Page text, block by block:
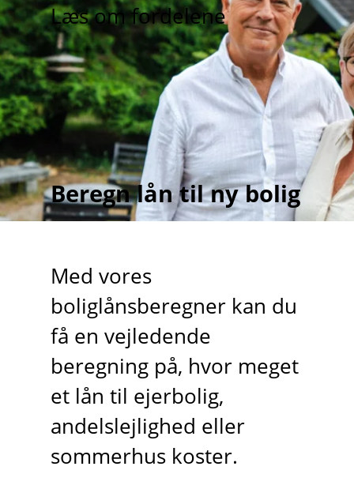
Læs om fordelene
Beregn lån til ny bolig
Med vores
boliglånsberegner kan du
få en vejledende
beregning på, hvor meget
et lån til ejerbolig,
andelslejlighed eller
sommerhus koster.